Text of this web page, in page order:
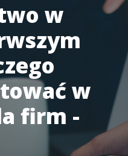
w
w
firm -